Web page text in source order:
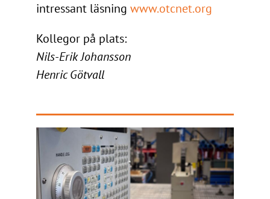
intressant läsning www.otcnet.org
Kollegor på plats:
Nils-Erik Johansson
Henric Götvall